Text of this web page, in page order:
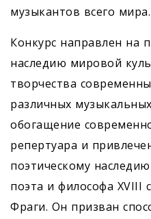
музыкантов всего мира.
Конкурс направлен на
наследию мировой
творчества
различных
обогащение
репертуара и
поэтическому
поэта и философа ХVIII
Фраги. Он призван